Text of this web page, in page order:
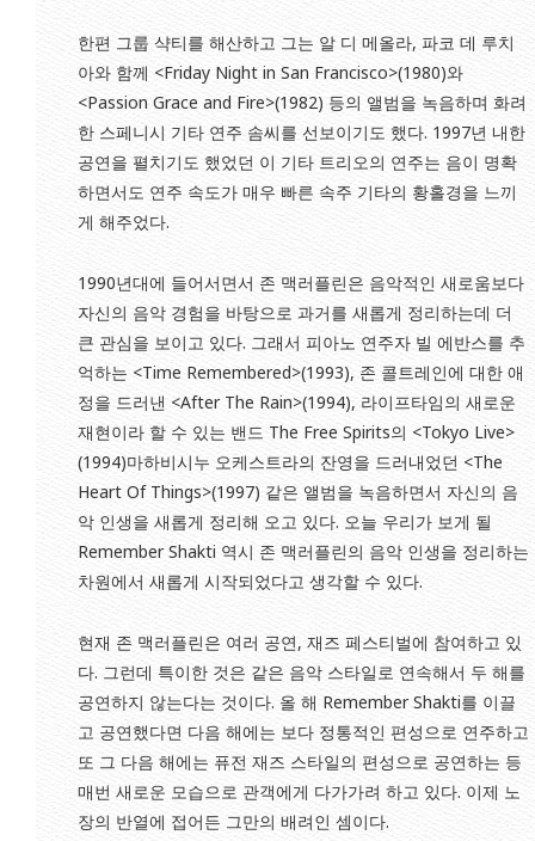
한편 그룹 샥티를 해산하고 그는 알 디 메올라, 파코 데 루치
아와 함께 <Friday Night in San Francisco>(1980)와
<Passion Grace and Fire>(1982) 등의 앨범을 녹음하며 화려
한 스페니시 기타 연주 솜씨를 선보이기도 했다. 1997년 내한
공연을 펼치기도 했었던 이 기타 트리오의 연주는 음이 명확
하면서도 연주 속도가 매우 빠른 속주 기타의 황홀경을 느끼
게 해주었다.
1990년대에 들어서면서 존 맥러플린은 음악적인 새로움보다
자신의 음악 경험을 바탕으로 과거를 새롭게 정리하는데 더
큰 관심을 보이고 있다. 그래서 피아노 연주자 빌 에반스를 추
억하는 <Time Remembered>(1993), 존 콜트레인에 대한 애
정을 드러낸 <After The Rain>(1994), 라이프타임의 새로운
재현이라 할 수 있는 밴드 The Free Spirits의 <Tokyo Live>
(1994)마하비시누 오케스트라의 잔영을 드러내었던 <The
Heart Of Things>(1997) 같은 앨범을 녹음하면서 자신의 음
악 인생을 새롭게 정리해 오고 있다. 오늘 우리가 보게 될
Remember Shakti 역시 존 맥러플린의 음악 인생을 정리하는
차원에서 새롭게 시작되었다고 생각할 수 있다.
현재 존 맥러플린은 여러 공연, 재즈 페스티벌에 참여하고 있
다. 그런데 특이한 것은 같은 음악 스타일로 연속해서 두 해를
공연하지 않는다는 것이다. 올 해 Remember Shakti를 이끌
고 공연했다면 다음 해에는 보다 정통적인 편성으로 연주하고
또 그 다음 해에는 퓨전 재즈 스타일의 편성으로 공연하는 등
매번 새로운 모습으로 관객에게 다가가려 하고 있다. 이제 노
장의 반열에 접어든 그만의 배려인 셈이다.